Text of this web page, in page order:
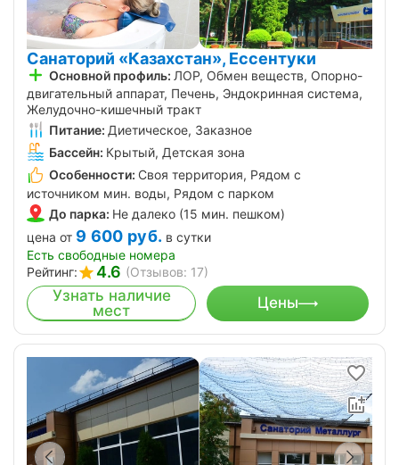
Санаторий «Казахстан», Ессентуки
Основной профиль: ЛОР, Обмен веществ, Опорно-
двигательный аппарат, Печень, Эндокринная система,
Желудочно-кишечный тракт
Питание: Диетическое, Заказное
Бассейн: Крытый, Детская зона
Особенности: Своя территория, Рядом с
источником мин. воды, Рядом с парком
До парка: Не далеко (15 мин. пешком)
цена от 9 600 руб. в сутки
Есть свободные номера
Рейтинг:
4.6 (Отзывов: 17)
Узнать наличие
мест
Цены